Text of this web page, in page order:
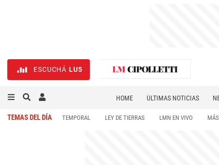
ESCUCHÁ LU5
HOME ÚLTIMAS NOTICIAS
TEMAS DEL DÍA TEMPORAL LEY DE TIERRAS LMN EN VIVO